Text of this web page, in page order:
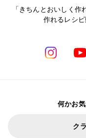
「きちんとおいしく
作れるレシ
何かお
ク